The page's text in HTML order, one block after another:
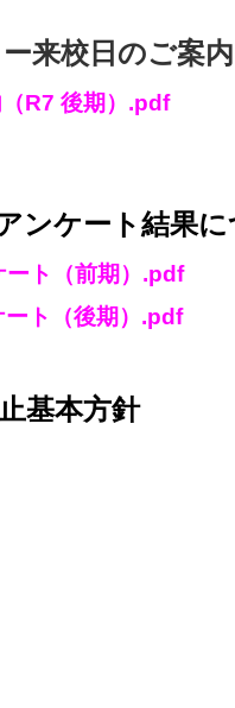
来校日のご案
R7 後期）.pdf
ンケート結果に
ート（前期）.pdf
ート（後期）.pdf
基本方針